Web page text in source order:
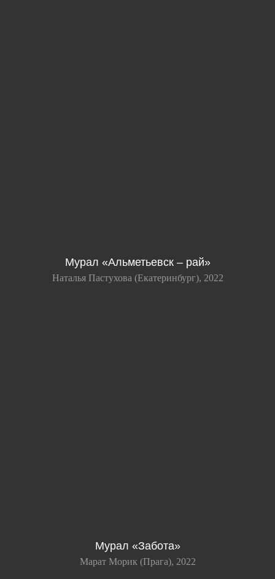
Мурал «Альметьевск – рай»
Наталья Пастухова (Екатеринбург), 2022
Мурал «Забота»
Марат Морик (Прага), 2022